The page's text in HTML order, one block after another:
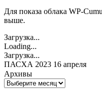
Для показа облака WP-
выше.
Загрузка...
Loading...
Загрузка...
ПАСХА 2023 16 апреля
Архивы
Архивы